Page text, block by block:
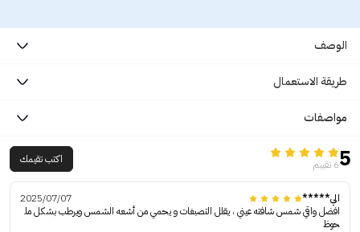
الوصف
طريقة الاستعمال
مواصفات
56 تقييم اكتب تقيمك
الي*****
2025/07/07
افضل واقي شمس شافته عيني ، يقلل التصبغات و يحمي من أشعه الشمس ويرطب بشكل مل
حوظ